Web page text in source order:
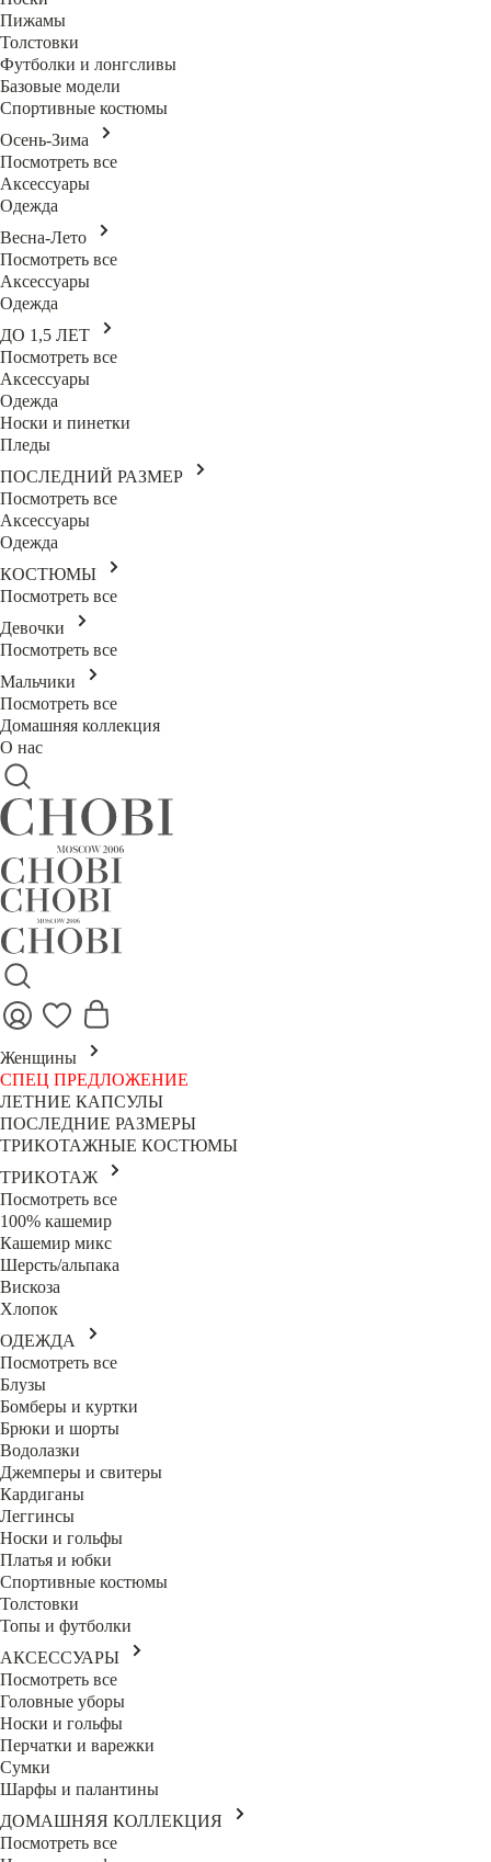
Пижамы
Толстовки
Футболки и лонгсливы
Базовые модели
Спортивные костюмы
Осень-Зима
Посмотреть все
Аксессуары
Одежда
Весна-Лето
Посмотреть все
Аксессуары
Одежда
ДО 1,5 ЛЕТ
Посмотреть все
Аксессуары
Одежда
Носки и пинетки
Пледы
ПОСЛЕДНИЙ РАЗМЕР
Посмотреть все
Аксессуары
Одежда
КОСТЮМЫ
Посмотреть все
Девочки
Посмотреть все
Мальчики
Посмотреть все
Домашняя коллекция
О нас
Женщины
СПЕЦ ПРЕДЛОЖЕНИЕ
ЛЕТНИЕ КАПСУЛЫ
ПОСЛЕДНИЕ РАЗМЕРЫ
ТРИКОТАЖНЫЕ КОСТЮМЫ
ТРИКОТАЖ
Посмотреть все
100% кашемир
Кашемир микс
Шерсть/альпака
Вискоза
Хлопок
ОДЕЖДА
Посмотреть все
Блузы
Бомберы и куртки
Брюки и шорты
Водолазки
Джемперы и свитеры
Кардиганы
Леггинсы
Носки и гольфы
Платья и юбки
Спортивные костюмы
Толстовки
Топы и футболки
АКСЕССУАРЫ
Посмотреть все
Головные уборы
Носки и гольфы
Перчатки и варежки
Сумки
Шарфы и палантины
ДОМАШНЯЯ КОЛЛЕКЦИЯ
Посмотреть все